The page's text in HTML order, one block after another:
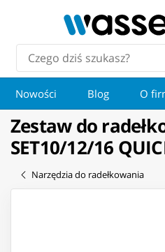
Nowości Blog O
Zestaw do
SET10/12/16
Narzędzia do radełkowania